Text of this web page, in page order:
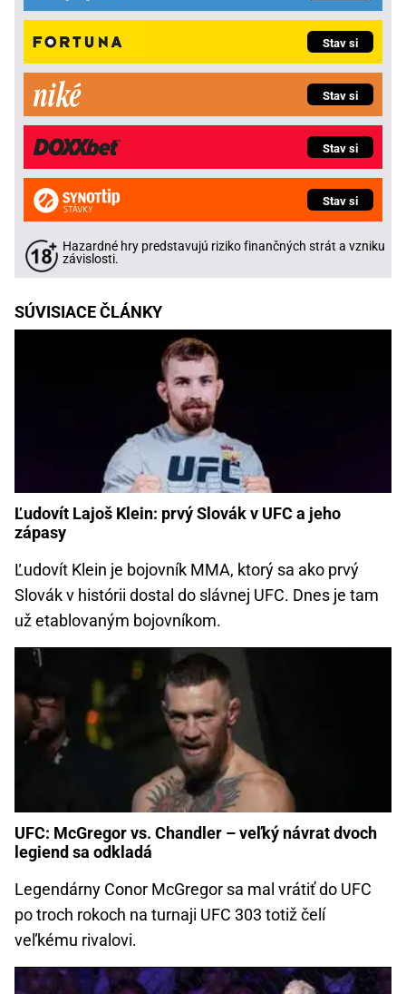
Stav si
Stav si
Stav si
Stav si
Hazardné hry predstavujú riziko finančných strát a vzniku
závislosti.
SÚVISIACE ČLÁNKY
Ľudovít Lajoš Klein: prvý Slovák v UFC a jeho
zápasy
Ľudovít Klein je bojovník MMA, ktorý sa ako prvý
Slovák v histórii dostal do slávnej UFC. Dnes je tam
už etablovaným bojovníkom.
UFC: McGregor vs. Chandler – veľký návrat dvoch
legiend sa odkladá
Legendárny Conor McGregor sa mal vrátiť do UFC
po troch rokoch na turnaji UFC 303 totiž čelí
veľkému rivalovi.